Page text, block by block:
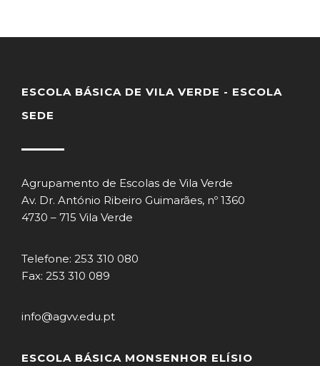
ESCOLA BÁSICA DE VILA VERDE - ESCOLA
SEDE
Agrupamento de Escolas de Vila Verde
Av. Dr. António Ribeiro Guimarães, nº 1360
4730 – 715 Vila Verde
Telefone: 253 310 080
Fax: 253 310 089
info@agvv.edu.pt
ESCOLA BÁSICA MONSENHOR ELÍSIO